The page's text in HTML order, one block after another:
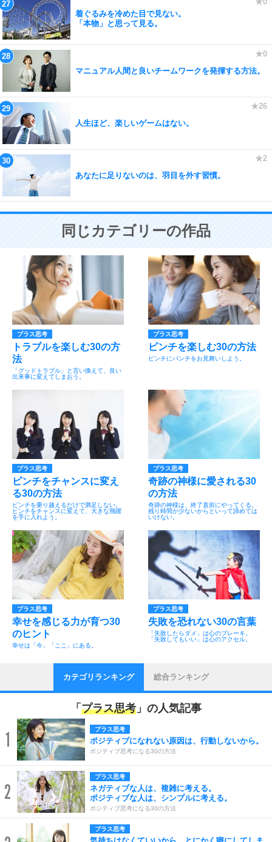
着ぐるみを冷めた目で見ない。
「本物」と思って見る。
マニュアル人間と良いチームワークを発揮する方法。
人生ほど、楽しいゲームはない。
あなたに足りないのは、羽目を外す習慣。
同じカテゴリーの作品
プラス思考
トラブルを楽しむ30の方
法
「グッドトラブル」と言い換えて、良い
出来事に変えてしまおう。
プラス思考
ピンチを楽しむ30の方法
ピンチにパンチをお見舞いしよう。
プラス思考
ピンチをチャンスに変え
る30の方法
ピンチを乗り越えるだけで満足しない。
ピンチをチャンスに変えて、大きな飛躍
を手に入れよう。
プラス思考
奇跡の神様に愛される30
の方法
奇跡の神様は、終了直前にやってくる。
残り時間が少ないからといって諦めては
いけない。
プラス思考
幸せを感じる力が育つ30
のヒント
幸せは「今」「ここ」にある。
プラス思考
失敗を恐れない30の言葉
「失敗したらダメ」は心のブレーキ。
「失敗してもいい」は心のアクセル。
カテゴリランキング 総合ランキング
「 プラス思考 」の人気記事
1 プラス思考
ポジティブになれない原因は、行動しないから。
ポジティブ思考になる30の方法
2
プラス思考
ネガティブな人は、複雑に考える。
ポジティブな人は、シンプルに考える。
ポジティブ思考になる30の方法
プラス思考